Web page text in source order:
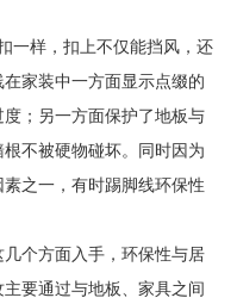
一样，扣上不仅能挡风，还
家装中一方面显示点缀的
；另一方面保护了地板与
不被硬物碰坏。同时因为
之一，有时踢脚线环保性
个方面入手，环保性与居
要通过与地板、家具之间